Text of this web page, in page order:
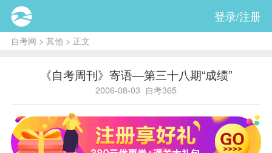
登录/注册
自考网 > 其他 > 正文
《自考周刊》寄语—第三十八期“成绩”
2006-08-03 自考365